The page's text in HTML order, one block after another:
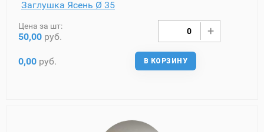
Заглушка Ясень Ø 35
Цена за шт:
50,00 руб.
0,00 руб. В КОРЗИНУ